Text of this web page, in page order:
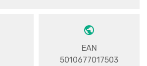
EAN
5010677017503